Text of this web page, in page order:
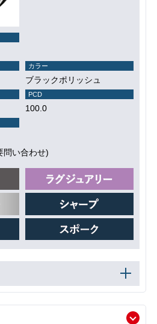
カラー
ブラックポリッシュ
PCD
100.0
問い合わせ)